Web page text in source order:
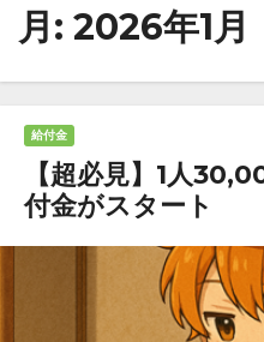
月: 2026年1月
給付金
【超必見】1人
付金がスタート